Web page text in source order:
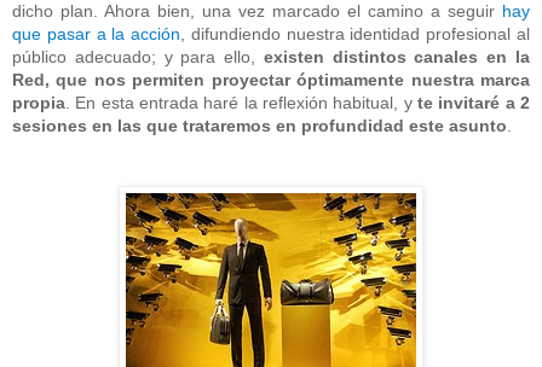
dicho plan. Ahora bien, una vez marcado el camino a seguir hay
que pasar a la acción, difundiendo nuestra identidad profesional al
público adecuado; y para ello, existen distintos canales en la
Red, que nos permiten proyectar óptimamente nuestra marca
propia. En esta entrada haré la reflexión habitual, y te invitaré a 2
sesiones en las que trataremos en profundidad este asunto.